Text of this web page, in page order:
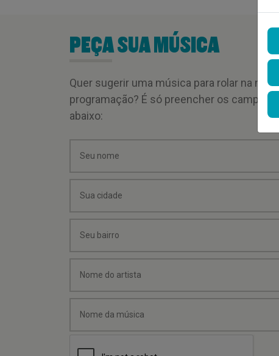
PEÇA SUA MÚSICA
Quer sugerir uma música para rolar na minha
programação? É só preencher os campos
abaixo: